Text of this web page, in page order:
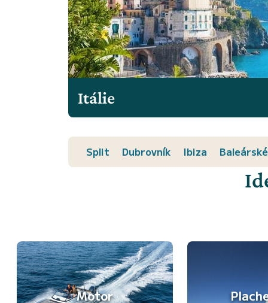
Itálie
Split Dubrovník Ibiza
Motor